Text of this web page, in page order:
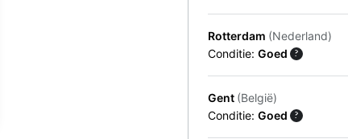
Rotterdam (Nederland)
Conditie: Goed ?
Gent (België)
Conditie: Goed ?